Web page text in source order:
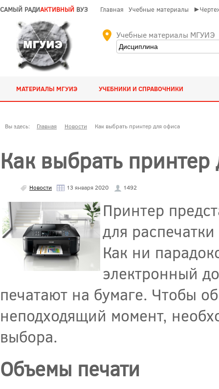
САМЫЙ РАДИАКТИВНЫЙ ВУЗ Главная Учебные материалы
Учебные материалы МГУИЭ
МАТЕРИАЛЫ МГУИЭ УЧЕБНИКИ И СПРАВОЧНИКИ
Вы здесь: Главная Новости Как выбрать принтер для офиса
Как выбрать
Новости 13 января 2020 1492
Принтер
для
Как ни
электронный
печатают на бумаге. Чтобы
неподходящий момент,
выбора.
Объемы печати